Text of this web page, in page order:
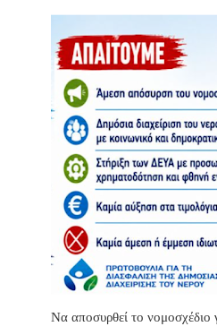
Να αποσυρθεί το